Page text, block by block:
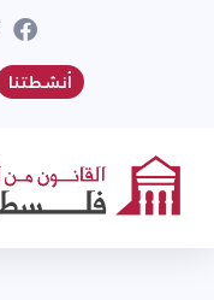
أنشطتنا